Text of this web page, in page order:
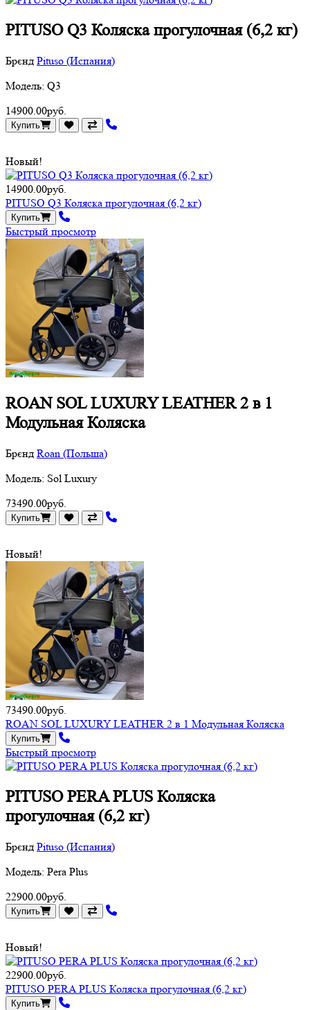
PITUSO Q3 Коляска прогулочная (6,2 кг)
Брєнд Pituso (Испания)
Модель: Q3
14900.00руб.
Купить
Новый!
14900.00руб.
PITUSO Q3 Коляска прогулочная (6,2 кг)
Купить
Быстрый просмотр
ROAN SOL LUXURY LEATHER 2 в 1
Модульная Коляска
Брєнд Roan (Польша)
Модель: Sol Luxury
73490.00руб.
Купить
Новый!
73490.00руб.
ROAN SOL LUXURY LEATHER 2 в 1 Модульная Коляска
Купить
Быстрый просмотр
PITUSO PERA PLUS Коляска
прогулочная (6,2 кг)
Брєнд Pituso (Испания)
Модель: Pera Plus
22900.00руб.
Купить
Новый!
22900.00руб.
PITUSO PERA PLUS Коляска прогулочная (6,2 кг)
Купить